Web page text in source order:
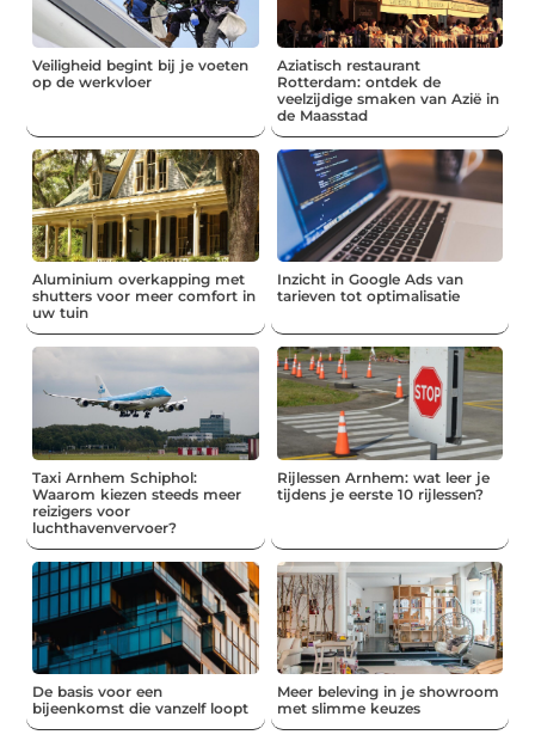
Veiligheid begint bij je voeten
op de werkvloer
Aziatisch restaurant
Rotterdam: ontdek de
veelzijdige smaken van Azië in
de Maasstad
Aluminium overkapping met
shutters voor meer comfort in
uw tuin
Inzicht in Google Ads van
tarieven tot optimalisatie
Taxi Arnhem Schiphol:
Waarom kiezen steeds meer
reizigers voor
luchthavenvervoer?
Rijlessen Arnhem: wat leer je
tijdens je eerste 10 rijlessen?
De basis voor een
bijeenkomst die vanzelf loopt
Meer beleving in je showroom
met slimme keuzes